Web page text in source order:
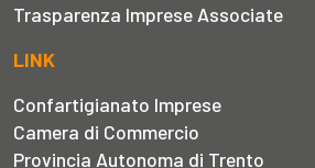
Trasparenza Imprese Associate
LINK
Confartigianato Imprese
Camera di Commercio
Provincia Autonoma di Trento